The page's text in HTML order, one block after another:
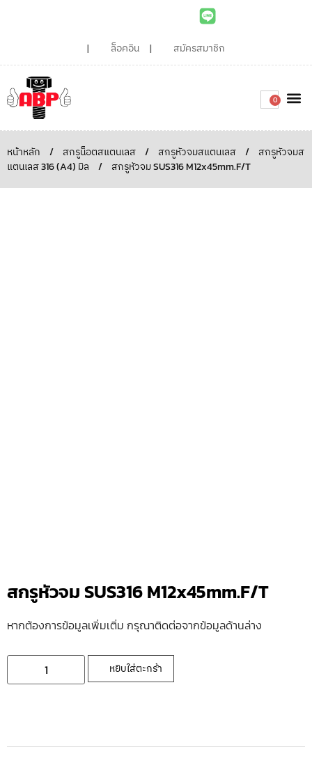
ล็อคอิน สมัครสมาชิก
0
หน้าหลัก / สกรูน็อตสแตนเลส / สกรูหัวจมสแตนเลส /
สกรูหัวจมส
แตนเลส 316 (A4) มิล
/ สกรูหัวจม SUS316 M12x45mm.F/T
สกรูหัวจม SUS316 M12x45mm.F/T
หากต้องการข้อมูลเพิ่มเติ่ม กรุณาติดต่อจากข้อมูลด้านล่าง
หยิบใส่ตะกร้า